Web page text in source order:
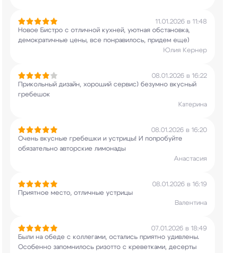
11.01.2026 в 11:48
Новое Бистро с отличной кухней, уютная обстановка,
демократичные цены, все понравилось, придем еще)
Юлия Кернер
08.01.2026 в 16:22
Прикольный дизайн, хороший сервис) безумно вкусный
гребешок
Катерина
08.01.2026 в 16:20
Очень вкусные гребешки и устрицы! И попробуйте
обязательно авторские лимонады
Анастасия
08.01.2026 в 16:19
Приятное место, отличные устрицы
Валентина
07.01.2026 в 18:49
Были на обеде с коллегами, остались приятно удивлены.
Особенно запомнилось ризотто с креветками, десерты